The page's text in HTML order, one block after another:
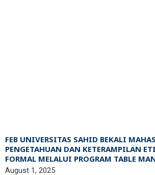
FEB UNIVERSITAS SAHID BEKALI
PENGETAHUAN DAN KETERAMPILAN
FORMAL MELALUI PROGRAM TABLE
August 1, 2025